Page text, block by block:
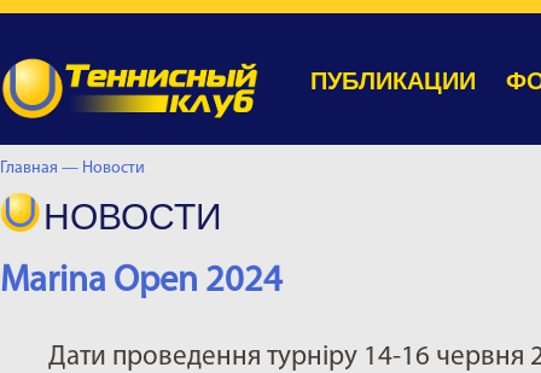
ПУБЛИКАЦИИ
Главная — Новости
НОВОСТИ
Marina Open 2024
Дати проведення турніру 14-16 червня